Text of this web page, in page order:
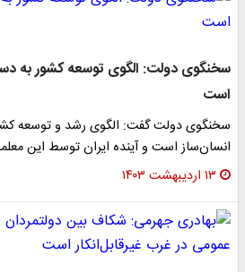
سخنگوی دولت: الگوی توسعه کشور به
است
سخنگوی دولت گفت: الگوی رشد و توسعه
انسان‌ساز است و آینده ایران توسط این
۱۳ اردیبهشت ۱۴۰۳